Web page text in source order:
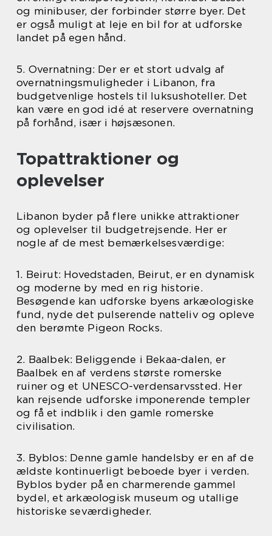
og minibuser, der forbinder større byer. Det
er også muligt at leje en bil for at udforske
landet på egen hånd.
5. Overnatning: Der er et stort udvalg af
overnatningsmuligheder i Libanon, fra
budgetvenlige hostels til luksushoteller. Det
kan være en god idé at reservere overnatning
på forhånd, især i højsæsonen.
Topattraktioner og
oplevelser
Libanon byder på flere unikke attraktioner
og oplevelser til budgetrejsende. Her er
nogle af de mest bemærkelsesværdige:
1. Beirut: Hovedstaden, Beirut, er en dynamisk
og moderne by med en rig historie.
Besøgende kan udforske byens arkæologiske
fund, nyde det pulserende natteliv og opleve
den berømte Pigeon Rocks.
2. Baalbek: Beliggende i Bekaa-dalen, er
Baalbek en af verdens største romerske
ruiner og et UNESCO-verdensarvssted. Her
kan rejsende udforske imponerende templer
og få et indblik i den gamle romerske
civilisation.
3. Byblos: Denne gamle handelsby er en af de
ældste kontinuerligt beboede byer i verden.
Byblos byder på en charmerende gammel
bydel, et arkæologisk museum og utallige
historiske seværdigheder.